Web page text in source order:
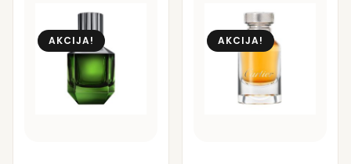
AKCIJA! AKCIJA!